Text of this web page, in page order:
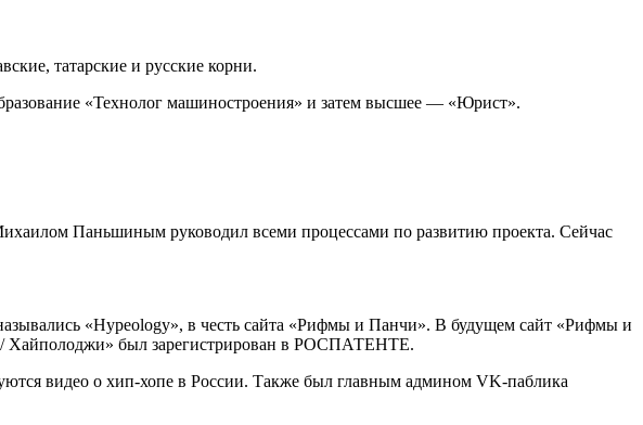
татарские и русские корни.
«Технолог машиностроения» и затем высшее — «Юрист».
Паньшиным руководил всеми процессами по развитию проекта. Сейчас
«Hypeology», в честь сайта «Рифмы и Панчи». В будущем сайт «Рифмы и
/ Хайполоджи» был зарегистрирован в РОСПАТЕНТЕ.
видео о хип-хопе в России. Также был главным админом VK-паблика